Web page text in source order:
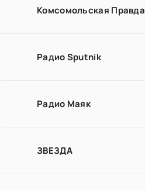
Комсомольская Правда
Радио Sputnik
Радио Маяк
ЗВЕЗДА